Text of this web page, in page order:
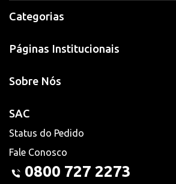
Categorias
Páginas Institucionais
Sobre Nós
SAC
Status do Pedido
Fale Conosco
0800 727 2273